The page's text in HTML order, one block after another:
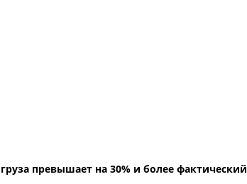
превышает на 30% и более фактический